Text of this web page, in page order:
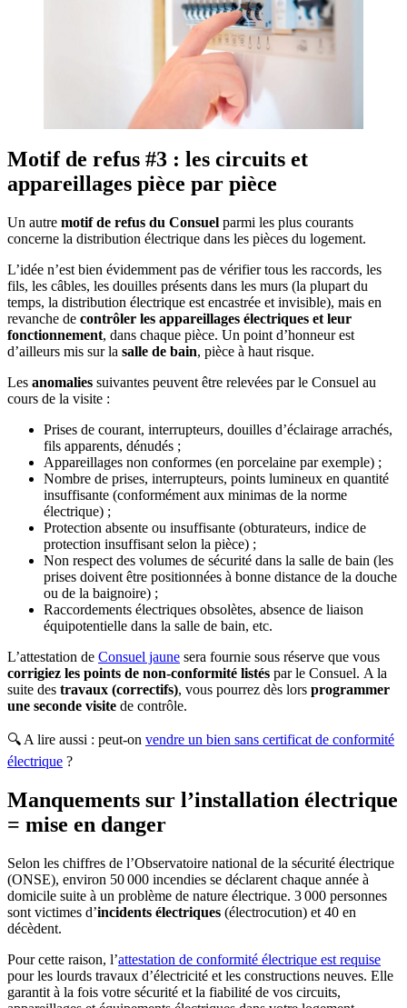
Motif de refus #3 : les circuits et
appareillages pièce par pièce
Un autre motif de refus du Consuel parmi les plus courants
concerne la distribution électrique dans les pièces du logement.
L’idée n’est bien évidemment pas de vérifier tous les raccords, les
fils, les câbles, les douilles présents dans les murs (la plupart du
temps, la distribution électrique est encastrée et invisible), mais en
revanche de contrôler les appareillages électriques et leur
fonctionnement, dans chaque pièce. Un point d’honneur est
d’ailleurs mis sur la salle de bain, pièce à haut risque.
Les anomalies suivantes peuvent être relevées par le Consuel au
cours de la visite :
Prises de courant, interrupteurs, douilles d’éclairage arrachés,
fils apparents, dénudés ;
Appareillages non conformes (en porcelaine par exemple) ;
Nombre de prises, interrupteurs, points lumineux en quantité
insuffisante (conformément aux minimas de la norme
électrique) ;
Protection absente ou insuffisante (obturateurs, indice de
protection insuffisant selon la pièce) ;
Non respect des volumes de sécurité dans la salle de bain (les
prises doivent être positionnées à bonne distance de la douche
ou de la baignoire) ;
Raccordements électriques obsolètes, absence de liaison
équipotentielle dans la salle de bain, etc.
L’attestation de Consuel jaune sera fournie sous réserve que vous
corrigiez les points de non-conformité listés par le Consuel. A la
suite des travaux (correctifs), vous pourrez dès lors programmer
une seconde visite de contrôle.
🔍 A lire aussi : peut-on vendre un bien sans certificat de conformité
électrique ?
Manquements sur l’installation électrique
= mise en danger
Selon les chiffres de l’Observatoire national de la sécurité électrique
(ONSE), environ 50 000 incendies se déclarent chaque année à
domicile suite à un problème de nature électrique. 3 000 personnes
sont victimes d’incidents électriques (électrocution) et 40 en
décèdent.
Pour cette raison, l’attestation de conformité électrique est requise
pour les lourds travaux d’électricité et les constructions neuves. Elle
garantit à la fois votre sécurité et la fiabilité de vos circuits,